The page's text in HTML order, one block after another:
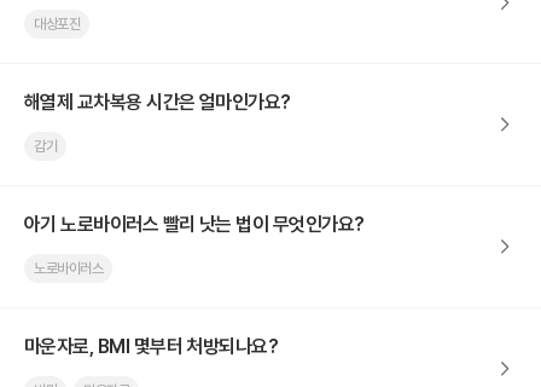
대상포진
해열제 교차복용 시간은 얼마인가요?
감기
아기 노로바이러스 빨리 낫는 법이 무엇인가요?
노로바이러스
마운자로, BMI 몇부터 처방되나요?